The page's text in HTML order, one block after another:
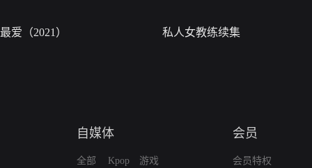
最爱（2021） 私人女教练续集
自媒体
全部
Kpop
游戏
会员
会员特权